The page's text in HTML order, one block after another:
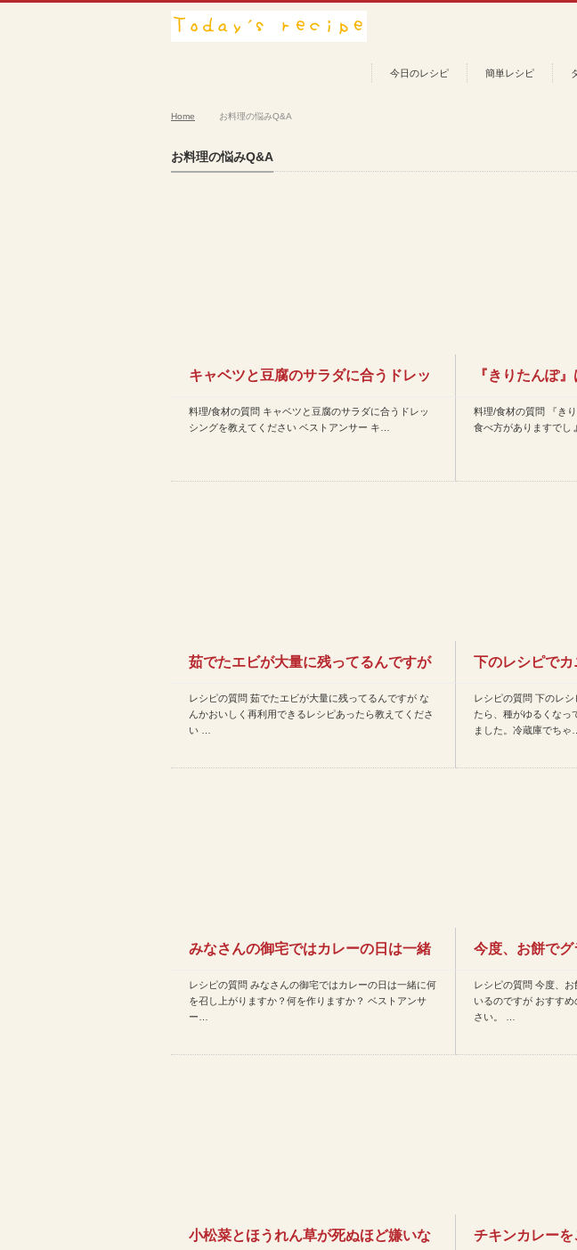
今日のレシピ 簡単レシピ
Home お料理の悩みQ&A
お料理の悩みQ&A
キャベツと豆腐のサラダに合うドレッ
シングを教えてください
料理/食材の質問 キャベツと豆腐のサラダに合うドレッ
シングを教えてください ベストアンサー キ…
『きりたんぽ
食べ方があり
料理/食材の質問 『き
食べ方がありますでし
茹でたエビが大量に残ってるんですが
なんかおいしく再利用でき…
レシピの質問 茹でたエビが大量に残ってるんですが な
んかおいしく再利用できるレシピあったら教えてくださ
い …
下のレシピで
作ったら、種
レシピの質問 下のレ
たら、種がゆるくなっ
ました。冷蔵庫でちゃ…
みなさんの御宅ではカレーの日は一緒
に何を召し上がりますか？何…
レシピの質問 みなさんの御宅ではカレーの日は一緒に何
を召し上がりますか？何を作りますか？ ベストアンサ
ー…
今度、お餅で
っているので
レシピの質問 今度、
いるのですが おすす
さい。 …
小松菜とほうれん草が死ぬほど嫌いな チキンカレー